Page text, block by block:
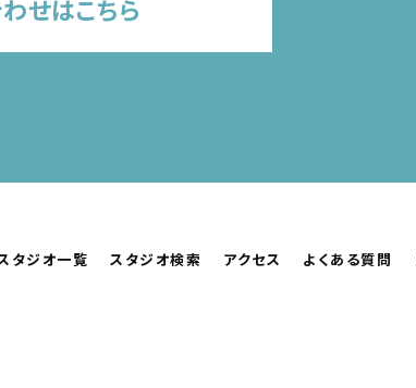
せはこちら
タジオ一覧 スタジオ検索 アクセス よくある質問